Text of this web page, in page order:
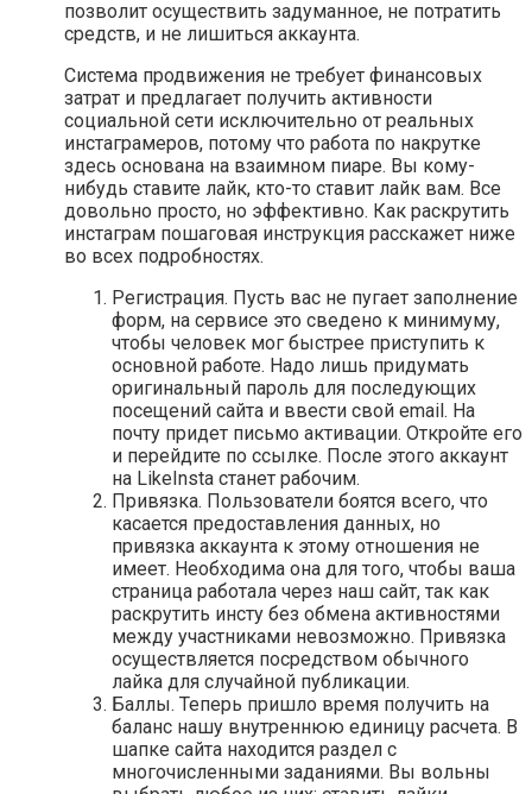
позволит осуществить задуманное, не потратить
средств, и не лишиться аккаунта.
Система продвижения не требует финансовых
затрат и предлагает получить активности
социальной сети исключительно от реальных
инстаграмеров, потому что работа по накрутке
здесь основана на взаимном пиаре. Вы кому-
нибудь ставите лайк, кто-то ставит лайк вам. Все
довольно просто, но эффективно. Как раскрутить
инстаграм пошаговая инструкция расскажет ниже
во всех подробностях.
Регистрация. Пусть вас не пугает заполнение
форм, на сервисе это сведено к минимуму,
чтобы человек мог быстрее приступить к
основной работе. Надо лишь придумать
оригинальный пароль для последующих
посещений сайта и ввести свой email. На
почту придет письмо активации. Откройте его
и перейдите по ссылке. После этого аккаунт
на LikeInsta станет рабочим.
Привязка. Пользователи боятся всего, что
касается предоставления данных, но
привязка аккаунта к этому отношения не
имеет. Необходима она для того, чтобы ваша
страница работала через наш сайт, так как
раскрутить инсту без обмена активностями
между участниками невозможно. Привязка
осуществляется посредством обычного
лайка для случайной публикации.
Баллы. Теперь пришло время получить на
баланс нашу внутреннюю единицу расчета. В
шапке сайта находится раздел с
многочисленными заданиями. Вы вольны